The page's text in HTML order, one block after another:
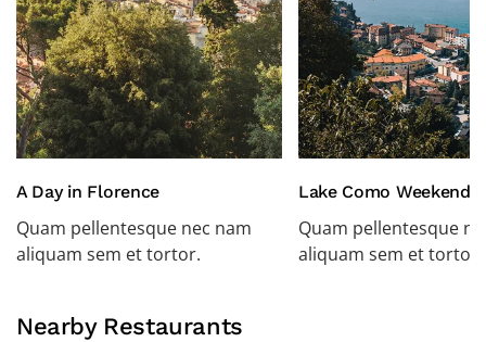
A Day in Florence
Quam pellentesque nec nam
aliquam sem et tortor.
Lake Como Weekend
Quam pellentesque
aliquam sem et tortor.
Nearby Restaurants